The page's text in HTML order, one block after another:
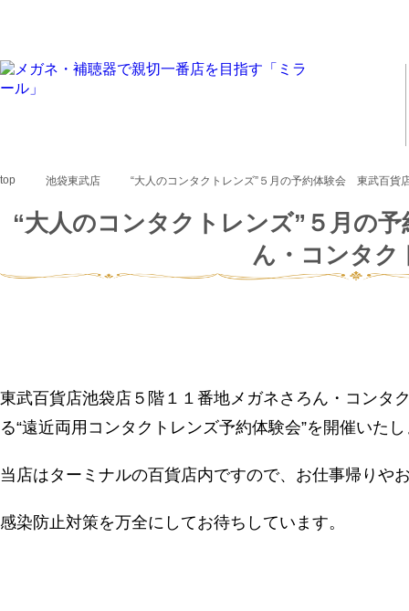
top 池袋東武店 “大人のコンタクトレンズ”５月の予約体験会 東武百貨
“大人のコンタクトレンズ”５月の
ん・コンタク
東武百貨店池袋店５階１１番地メガネさろん・コンタ
る“遠近両用コンタクトレンズ予約体験会”を開催いた
当店はターミナルの百貨店内ですので、お仕事帰りや
感染防止対策を万全にしてお待ちしています。